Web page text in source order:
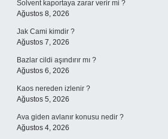
Solvent kaportaya zarar verir mi ?
Ağustos 8, 2026
Jak Cami kimdir ?
Ağustos 7, 2026
Bazlar cildi aşındırır mı ?
Ağustos 6, 2026
Kaos nereden izlenir ?
Ağustos 5, 2026
Ava giden avlanır konusu nedir ?
Ağustos 4, 2026